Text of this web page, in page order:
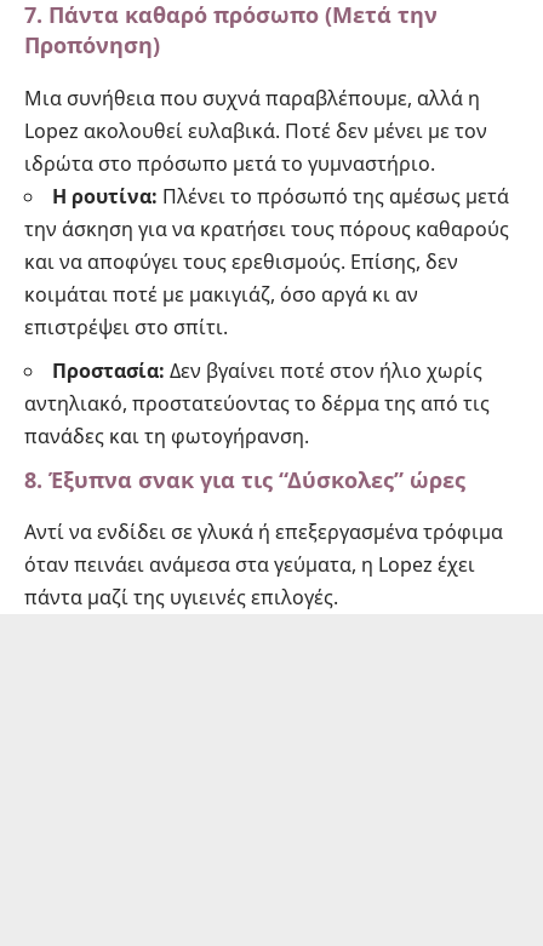
7. Πάντα καθαρό πρόσωπο (Μετά την
Προπόνηση)
Μια συνήθεια που συχνά παραβλέπουμε, αλλά η
Lopez ακολουθεί ευλαβικά. Ποτέ δεν μένει με τον
ιδρώτα στο πρόσωπο μετά το γυμναστήριο.
Η ρουτίνα: Πλένει το πρόσωπό της αμέσως μετά
την άσκηση για να κρατήσει τους πόρους καθαρούς
και να αποφύγει τους ερεθισμούς. Επίσης, δεν
κοιμάται ποτέ με μακιγιάζ, όσο αργά κι αν
επιστρέψει στο σπίτι.
Προστασία: Δεν βγαίνει ποτέ στον ήλιο χωρίς
αντηλιακό, προστατεύοντας το δέρμα της από τις
πανάδες και τη φωτογήρανση.
8. Έξυπνα σνακ για τις “Δύσκολες” ώρες
Αντί να ενδίδει σε γλυκά ή επεξεργασμένα τρόφιμα
όταν πεινάει ανάμεσα στα γεύματα, η Lopez έχει
πάντα μαζί της υγιεινές επιλογές.